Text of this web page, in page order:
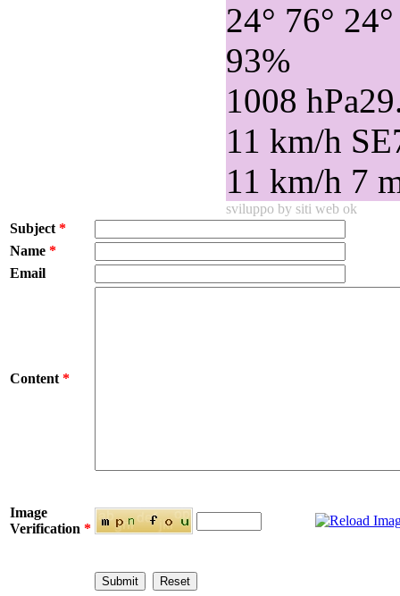
24° 76° 24°
93%
1008 hPa
11 km/h SE
11 km/h 7
sviluppo by siti web ok
Subject*
Name *
Email
Content*
Image
Verification *